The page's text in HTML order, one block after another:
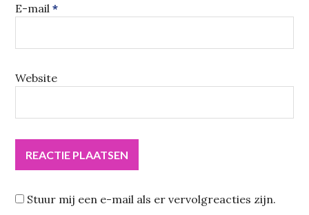
E-mail*
Website
Stuur mij een e-mail als er vervolgreacties zijn.